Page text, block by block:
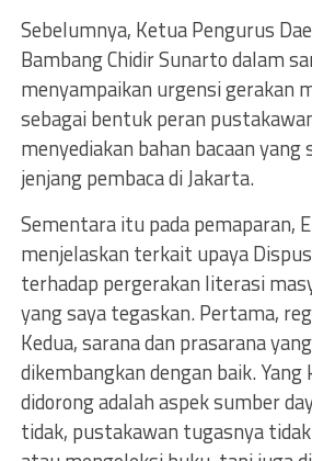
Sebelumnya, Ketua Pengurus
Bambang Chidir Sunarto dalam
menyampaikan urgensi gerakan
sebagai bentuk peran
menyediakan bahan bacaan yang
jenjang pembaca di Jakarta.
Sementara itu pada pemaparan,
menjelaskan terkait upaya
terhadap pergerakan literasi
yang saya tegaskan. Pertama,
Kedua, sarana dan prasarana
dikembangkan dengan baik.
didorong adalah aspek sumber
tidak, pustakawan tugasnya